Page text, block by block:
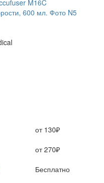
от 130₽
от 270₽
Бесплатно